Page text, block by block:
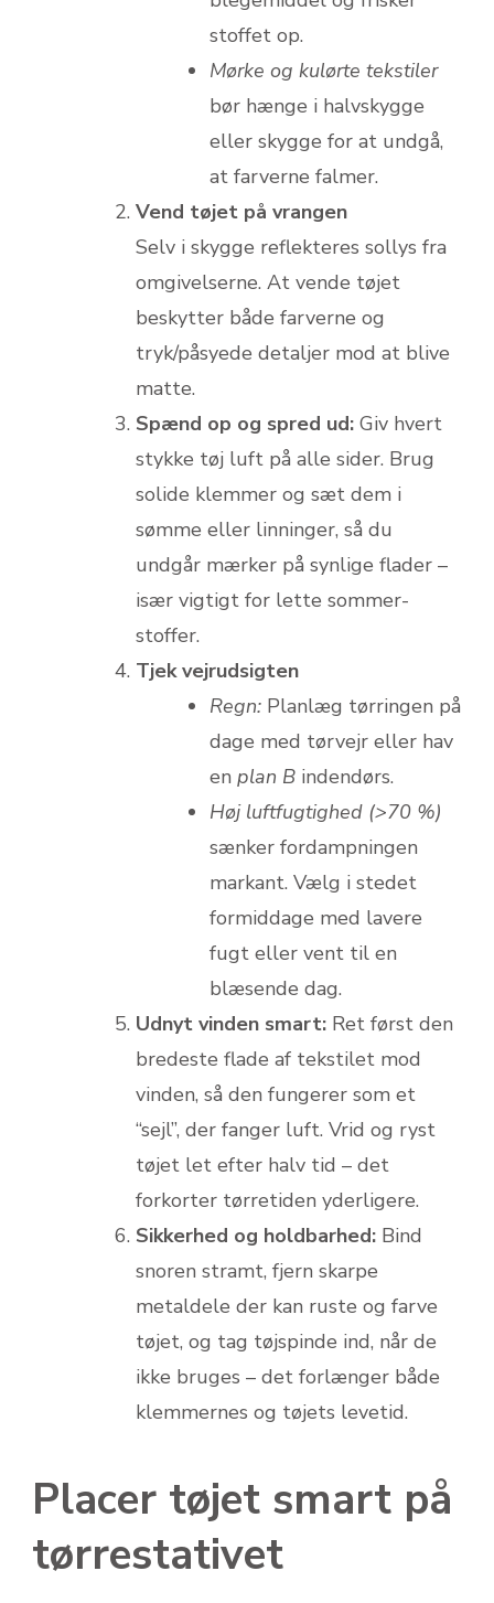
stoffet op.
Mørke og kulørte tekstiler
bør hænge i halvskygge
eller skygge for at undgå,
at farverne falmer.
Vend tøjet på vrangen
Selv i skygge reflekteres sollys fra
omgivelserne. At vende tøjet
beskytter både farverne og
tryk/påsyede detaljer mod at blive
matte.
Spænd op og spred ud: Giv hvert
stykke tøj luft på alle sider. Brug
solide klemmer og sæt dem i
sømme eller linninger, så du
undgår mærker på synlige flader –
især vigtigt for lette sommer­
stoffer.
Tjek vejrudsigten
Regn: Planlæg tørringen på
dage med tørvejr eller hav
en plan B indendørs.
Høj luftfugtighed (>70 %)
sænker fordamp­ningen
markant. Vælg i stedet
formiddage med lavere
fugt eller vent til en
blæsende dag.
Udnyt vinden smart: Ret først den
bredeste flade af tekstilet mod
vinden, så den fungerer som et
“sejl”, der fanger luft. Vrid og ryst
tøjet let efter halv tid – det
forkorter tørretiden yderligere.
Sikkerhed og holdbarhed: Bind
snoren stramt, fjern skarpe
metaldele der kan ruste og farve
tøjet, og tag tøjspinde ind, når de
ikke bruges – det forlænger både
klemmernes og tøjets levetid.
Placer tøjet smart på
tørrestativet